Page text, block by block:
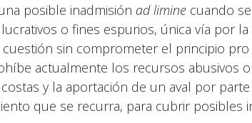
posible inadmisión ad liminecuando
o fines espurios, única vía por
sin comprometer el principio
actualmente los recursos abusivos o
y la aportación de un aval por
que se recurra, para cubrir posibles